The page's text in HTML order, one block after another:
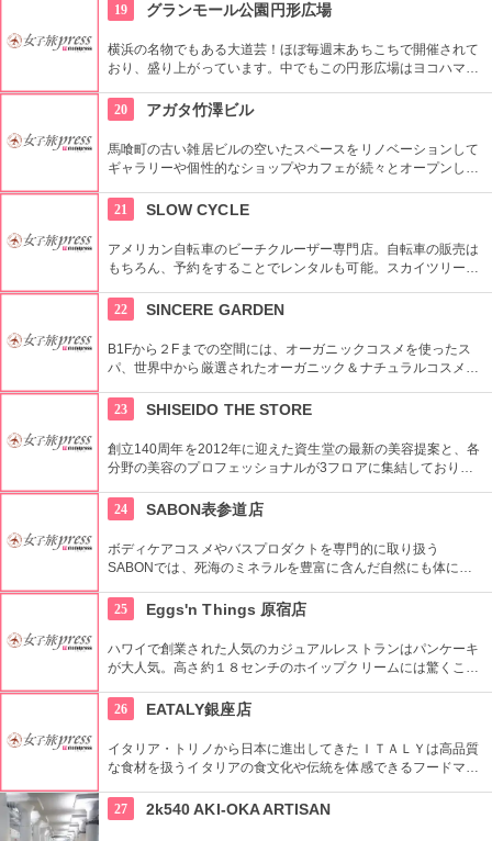
19
グランモール公園円形広場
横浜の名物でもある大道芸！ほぼ毎週末あちこちで開催されて
おり、盛り上がっています。中でもこの円形広場はヨコハマ大
労される、驚きの芸に子供も大人も釘付けです！
20 アガタ竹澤ビル
馬喰町の古い雑居ビルの空いたスペースをリノベーションして
ギャラリーや個性的なショップやカフェが続々とオープンした
注目を浴びるアートビルとなっている。
21 SLOW CYCLE
アメリカン自転車のビーチクルーザー専門店。自転車の販売は
もちろん、予約をすることでレンタルも可能。スカイツリーや
フェをオープンし、注目を集めている。
22 SINCERE GARDEN
B1Fから２Fまでの空間には、オーガニックコスメを使ったス
パ、世界中から厳選されたオーガニック＆ナチュラルコスメを
り、心も体もリフレッシュできます。
23 SHISEIDO THE STORE
創立140周年を2012年に迎えた資生堂の最新の美容提案と、各
分野の美容のプロフェッショナルが3フロアに集結しており、
ベントなどのイベントをしているのでチェックしよう。
24 SABON表参道店
ボディケアコスメやバスプロダクトを専門的に取り扱う
SABONでは、死海のミネラルを豊富に含んだ自然にも体にも
25
Eggs'n Things 原宿店
ハワイで創業された人気のカジュアルレストランはパンケーキ
が大人気。高さ約１８センチのホイップクリームには驚くこと
26
EATALY銀座店
イタリア・トリノから日本に進出してきたＩＴＡＬＹは高品質
な食材を扱うイタリアの食文化や伝統を体感できるフードマー
堪能することもできます。
27 2k540 AKI-OKA ARTISAN